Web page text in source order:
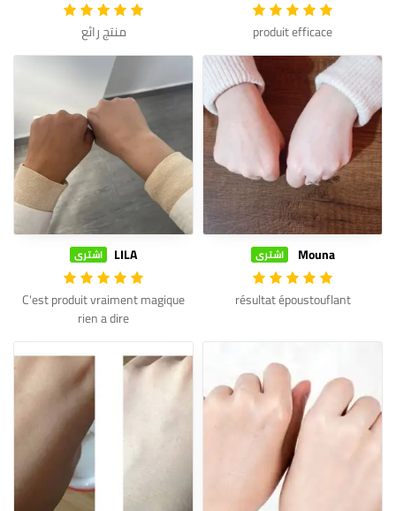
produit efficace منتج رائع
Mouna اشترى
résultat époustouflant
LILA اشترى
C'est produit vraiment magique
rien a dire